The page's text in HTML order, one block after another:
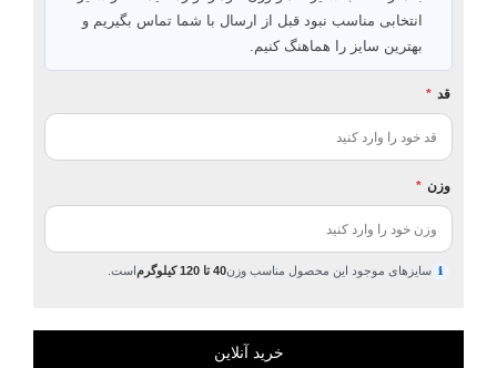
انتخابی مناسب نبود قبل از ارسال با شما تماس بگیریم و
بهترین سایز را هماهنگ کنیم.
قد *
وزن *
ℹ سایزهای موجود این محصول مناسب وزن40 تا 120 کیلوگرم است.